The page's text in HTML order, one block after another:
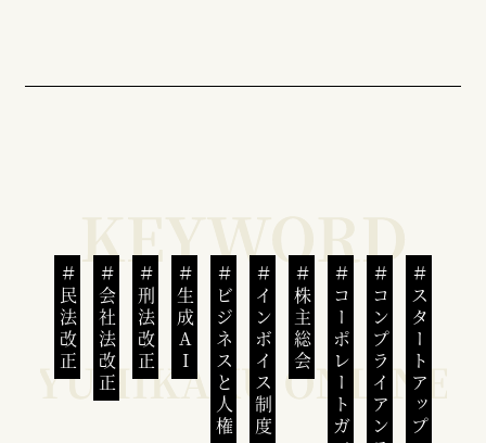
民法改正 会社法改正 刑法改正 生成AI ビジネスと人権インボイス制度 株主総会 コンプライアンススタートアップ